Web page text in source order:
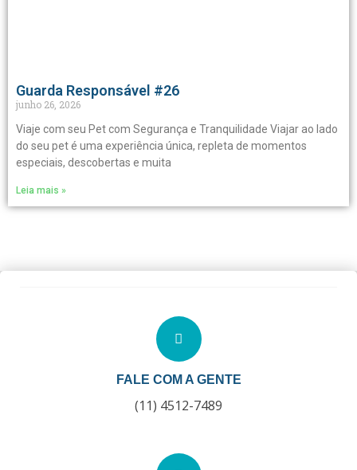
Guarda Responsável #26
junho 26, 2026
Viaje com seu Pet com Segurança e Tranquilidade Viajar ao lado
do seu pet é uma experiência única, repleta de momentos
especiais, descobertas e muita
Leia mais »
FALE COM A GENTE
(11) 4512-7489